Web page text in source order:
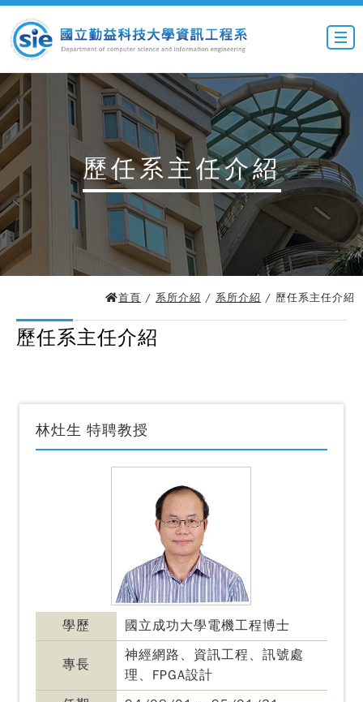
歷任系主任介紹
首頁 / 系所介紹 / 系所介紹 / 歷任系主任介紹
歷任系主任介紹
林灶生 特聘教授
學歷 國立成功大學電機工程博士
專長
神經網路、資訊工程、訊號處
理、FPGA設計